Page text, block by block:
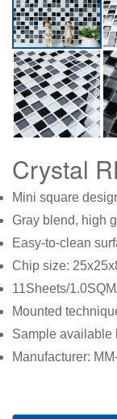
Crystal
Mini square
Gray blend, high
Easy-to-clean
Chip size:
11Sheets/
Mounted
Sample available
Manufacturer: